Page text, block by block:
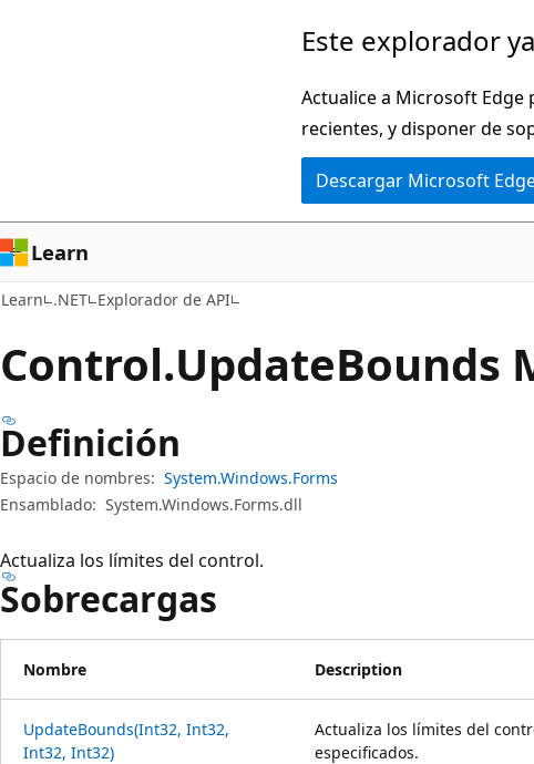
página
Este explorador
Actualice a Microsoft Edge
recientes, y disponer de
Descargar Microsoft
Learn
Learn .NET Explorador de API
Control.UpdateBounds
Definición
Espacio de nombres: System.Windows.Forms
Ensamblado: System.Windows.Forms.dll
Actualiza los límites del control.
Sobrecargas
Nombre Description
UpdateBounds(Int32, Int32,
Int32, Int32)
Actualiza los límites del
especificados.